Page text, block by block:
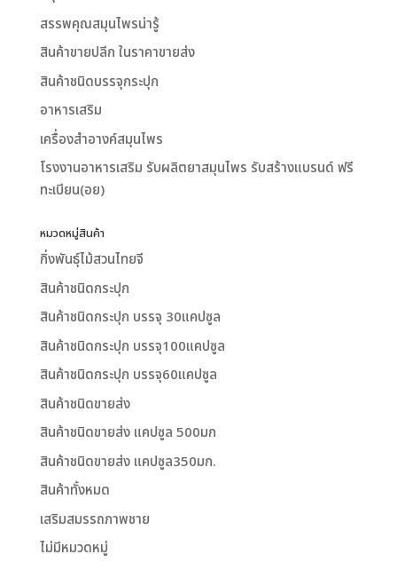
สรรพคุณสมุนไพรน่ารู้
สินค้าขายปลีก ในราคาขายส่ง
สินค้าชนิดบรรจุกระปุก
อาหารเสริม
เครื่องสำอางค์สมุนไพร
โรงงานอาหารเสริม รับผลิตยาสมุนไพร รับสร้างแบรนด์ ฟรี
ทะเบียน(อย)
หมวดหมู่สินค้า
กิ่งพันธุ์ไม้สวนไทยจี
สินค้าชนิดกระปุก
สินค้าชนิดกระปุก บรรจุ 30แคปซูล
สินค้าชนิดกระปุก บรรจุ100แคปซูล
สินค้าชนิดกระปุก บรรจุ60แคปซูล
สินค้าชนิดขายส่ง
สินค้าชนิดขายส่ง แคปซูล 500มก
สินค้าชนิดขายส่ง แคปซูล350มก.
สินค้าทั้งหมด
เสริมสมรรถภาพชาย
ไม่มีหมวดหมู่